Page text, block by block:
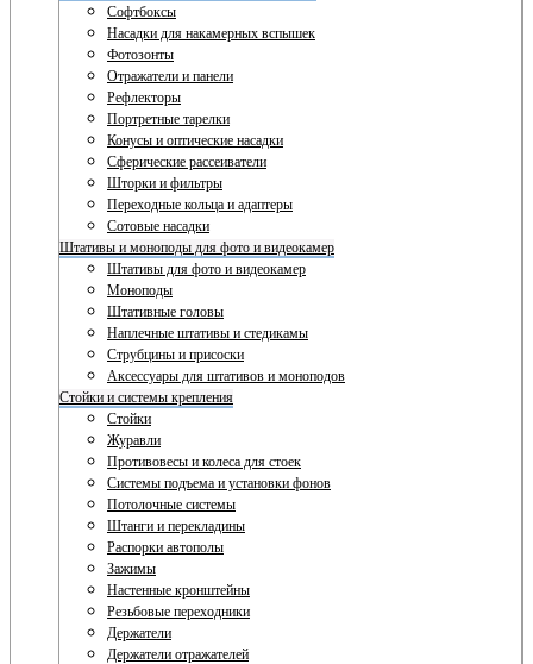
Софтбоксы
Насадки для накамерных вспышек
Фотозонты
Отражатели и панели
Рефлекторы
Портретные тарелки
Конусы и оптические насадки
Сферические рассеиватели
Шторки и фильтры
Переходные кольца и адаптеры
Сотовые насадки
Штативы и моноподы для фото и видеокамер
Штативы для фото и видеокамер
Моноподы
Штативные головы
Наплечные штативы и стедикамы
Струбцины и присоски
Аксессуары для штативов и моноподов
Стойки и системы крепления
Стойки
Журавли
Противовесы и колеса для стоек
Системы подъема и установки фонов
Потолочные системы
Штанги и перекладины
Распорки автополы
Зажимы
Настенные кронштейны
Резьбовые переходники
Держатели
Держатели отражателей